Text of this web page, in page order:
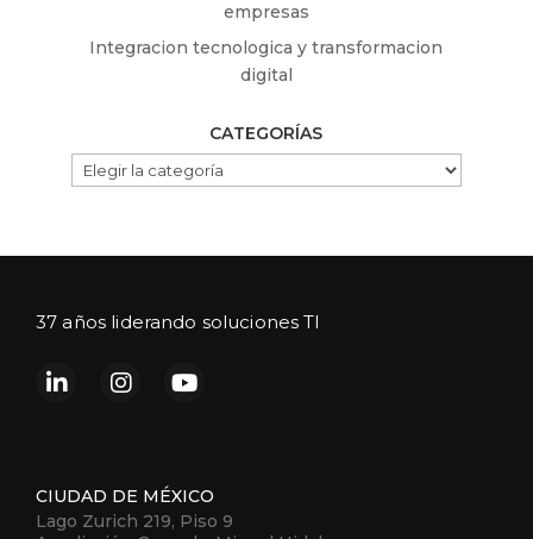
empresas
Integracion tecnologica y transformacion
digital
CATEGORÍAS
CATEGORÍAS
37 años liderando soluciones TI
CIUDAD DE MÉXICO
Lago Zurich 219, Piso 9